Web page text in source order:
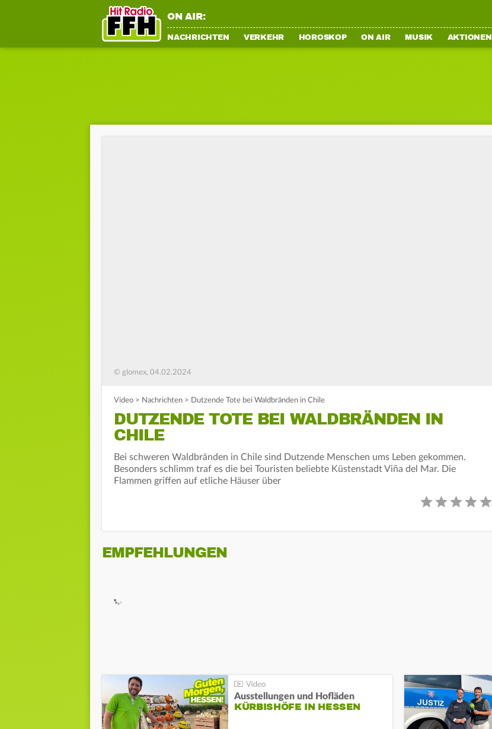
ON AIR:
NACHRICHTEN VERKEHR HOROSKOP ON AIR MUSIK AKTIONEN
© glomex, 04.02.2024
Video > Nachrichten > Dutzende Tote bei Waldbränden in Chile
DUTZENDE TOTE BEI WALDBRÄNDEN IN
CHILE
Bei schweren Waldbränden in Chile sind Dutzende Menschen ums Leben gekommen.
Besonders schlimm traf es die bei Touristen beliebte Küstenstadt Viña del Mar. Die
Flammen griffen auf etliche Häuser über
EMPFEHLUNGEN
Ausstellungen und Hofläden
KÜRBISHÖFE IN HESSEN